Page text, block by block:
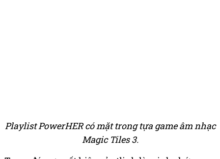
Playlist PowerHER có mặt trong tựa game âm nhạc
Magic Tiles 3.